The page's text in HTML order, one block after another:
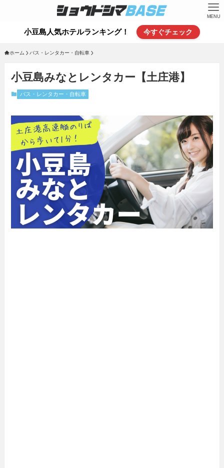
MENU
小豆島人気ホテルランキング！ 今すぐチェック
ホーム バス・レンタカー・自転車
小豆島みなとレンタカー【土庄港】
バス・レンタカー・自転車